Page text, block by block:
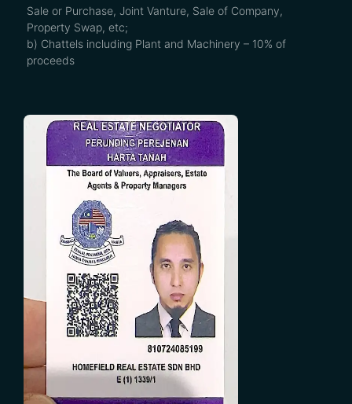
Sale or Purchase, Joint Vanture, Sale of Company,
Property Swap, etc;
b) Chattels including Plant and Machinery – 10% of
proceeds